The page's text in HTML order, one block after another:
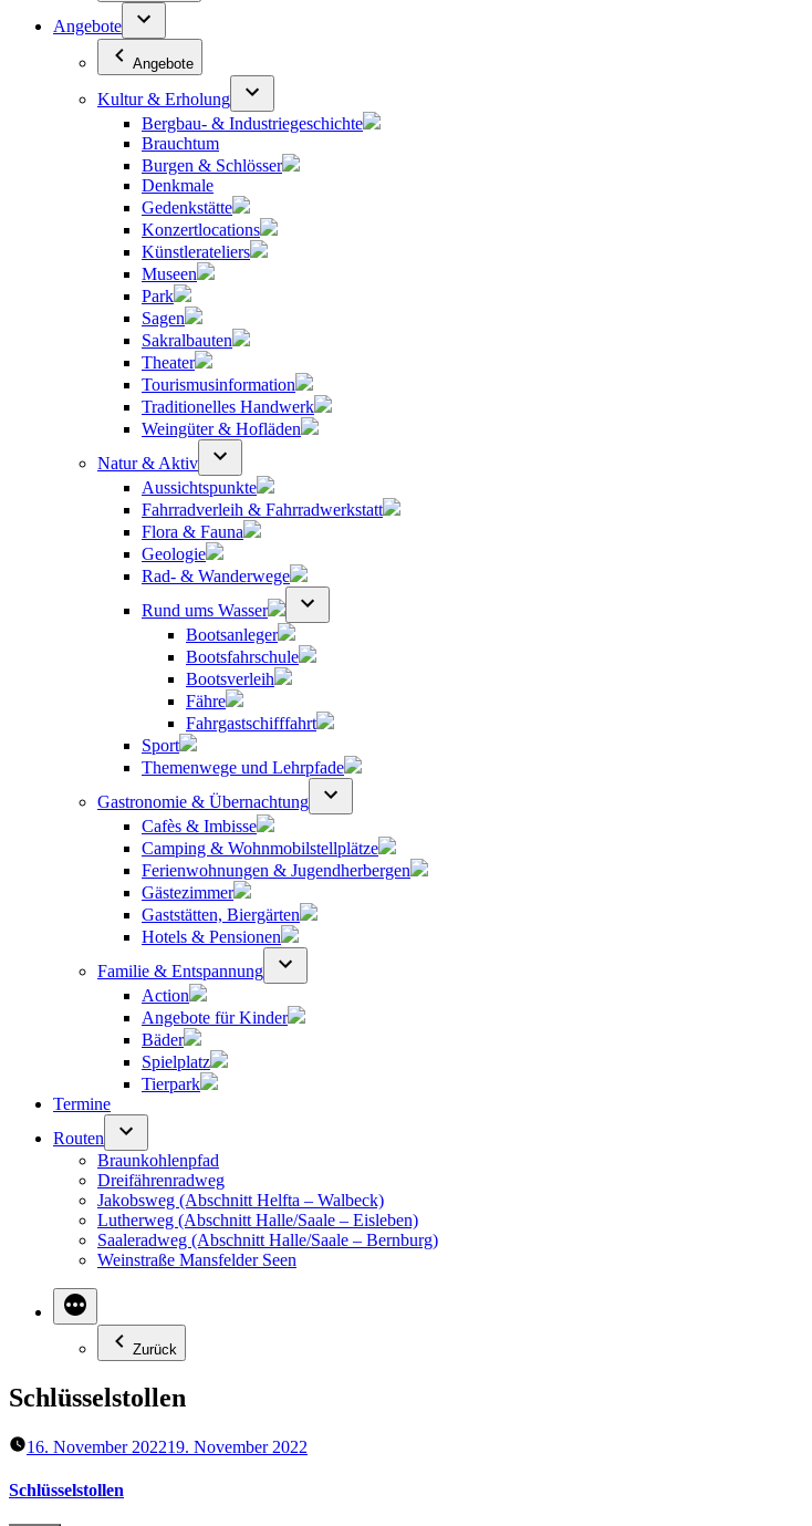
Angebote
Angebote
Kultur & Erholung
Bergbau- & Industriegeschichte
Brauchtum
Burgen & Schlösser
Denkmale
Gedenkstätte
Konzertlocations
Künstlerateliers
Museen
Park
Sagen
Sakralbauten
Theater
Tourismusinformation
Traditionelles Handwerk
Weingüter & Hofläden
Natur & Aktiv
Aussichtspunkte
Fahrradverleih & Fahrradwerkstatt
Flora & Fauna
Geologie
Rad- & Wanderwege
Rund ums Wasser
Bootsanleger
Bootsfahrschule
Bootsverleih
Fähre
Fahrgastschifffahrt
Sport
Themenwege und Lehrpfade
Gastronomie & Übernachtung
Cafès & Imbisse
Camping & Wohnmobilstellplätze
Ferienwohnungen & Jugendherbergen
Gästezimmer
Gaststätten, Biergärten
Hotels & Pensionen
Familie & Entspannung
Action
Angebote für Kinder
Bäder
Spielplatz
Tierpark
Termine
Routen
Braunkohlenpfad
Dreifährenradweg
Jakobsweg (Abschnitt Helfta – Walbeck)
Lutherweg (Abschnitt Halle/Saale – Eisleben)
Saaleradweg (Abschnitt Halle/Saale – Bernburg)
Weinstraße Mansfelder Seen
Zurück
Schlüsselstollen
16. November 202219. November 2022
Schlüsselstollen